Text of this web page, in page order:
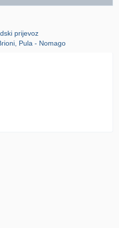
prijevoz
Pula - Nomago